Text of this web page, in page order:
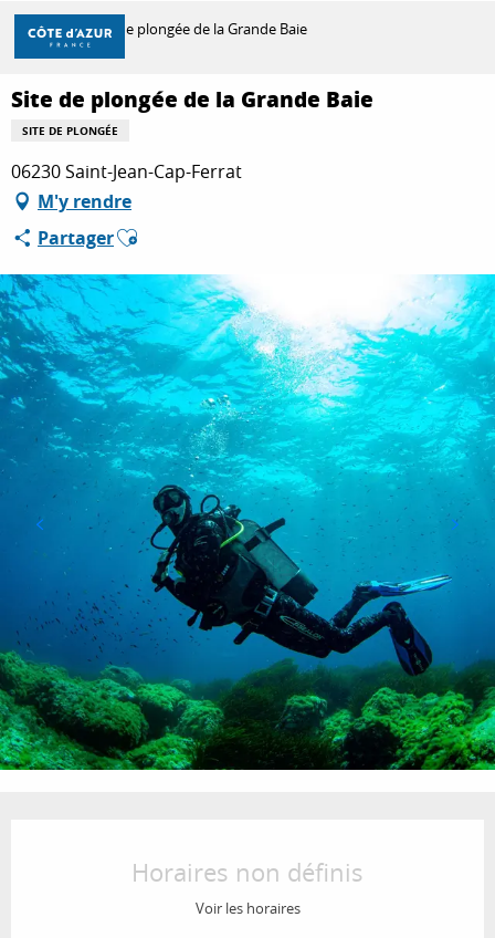
Aller
contenu
principal
DÉCOUVRIR
À FAIRE
SÉJOURNER
Accueil Site de plongée de la Grande Baie
Site de plongée de la Grande Baie
SITE DE PLONGÉE
06230 Saint-Jean-Cap-Ferrat
M'y rendre
PartagerAjouter aux favoris
Horaires non définis
Voir les horaires